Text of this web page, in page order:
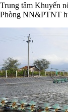
Trung tâm Khuyến
Phòng NN&PTNT